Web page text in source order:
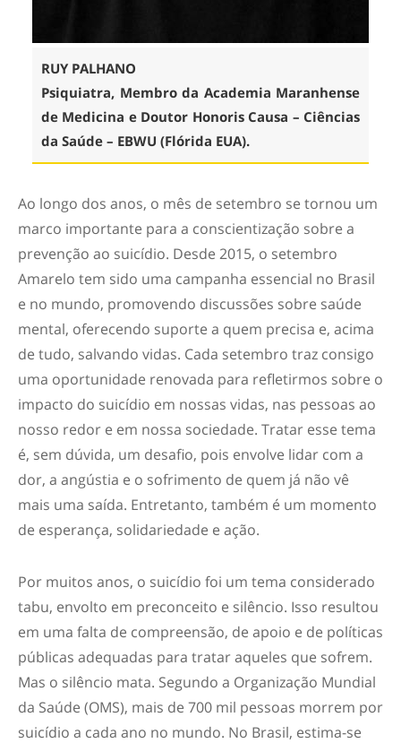
RUY PALHANO
Psiquiatra, Membro da Academia Maranhense
de Medicina e Doutor Honoris Causa – Ciências
da Saúde – EBWU (Flórida EUA).
Ao longo dos anos, o mês de setembro se tornou um
marco importante para a conscientização sobre a
prevenção ao suicídio. Desde 2015, o setembro
Amarelo tem sido uma campanha essencial no Brasil
e no mundo, promovendo discussões sobre saúde
mental, oferecendo suporte a quem precisa e, acima
de tudo, salvando vidas. Cada setembro traz consigo
uma oportunidade renovada para refletirmos sobre o
impacto do suicídio em nossas vidas, nas pessoas ao
nosso redor e em nossa sociedade. Tratar esse tema
é, sem dúvida, um desafio, pois envolve lidar com a
dor, a angústia e o sofrimento de quem já não vê
mais uma saída. Entretanto, também é um momento
de esperança, solidariedade e ação.
Por muitos anos, o suicídio foi um tema considerado
tabu, envolto em preconceito e silêncio. Isso resultou
em uma falta de compreensão, de apoio e de políticas
públicas adequadas para tratar aqueles que sofrem.
Mas o silêncio mata. Segundo a Organização Mundial
da Saúde (OMS), mais de 700 mil pessoas morrem por
suicídio a cada ano no mundo. No Brasil, estima-se